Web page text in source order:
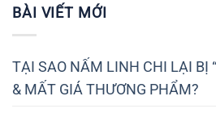
BÀI VIẾT MỚI
TẠI SAO NẤM LINH CHI LẠI BỊ
& MẤT GIÁ THƯƠNG PHẨM?